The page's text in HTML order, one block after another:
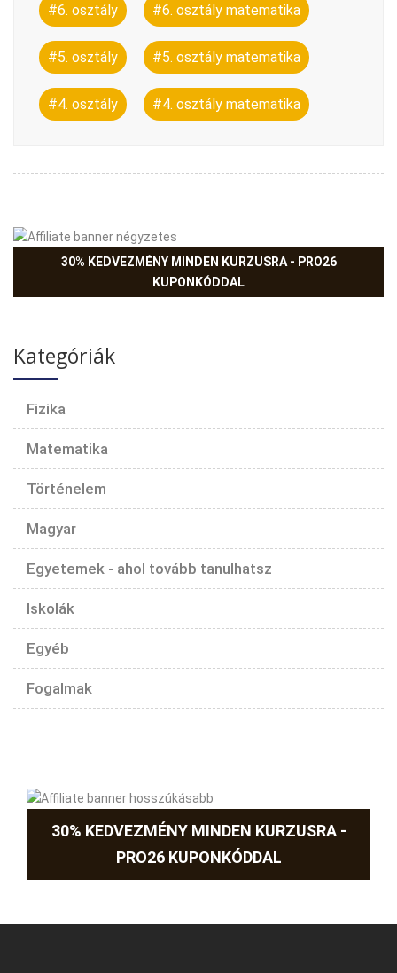
#6. osztály #6. osztály matematika
#5. osztály #5. osztály matematika
#4. osztály #4. osztály matematika
30% KEDVEZMÉNY MINDEN KURZUSRA - PRO26
KUPONKÓDDAL
Kategóriák
Fizika
Matematika
Történelem
Magyar
Egyetemek - ahol tovább tanulhatsz
Iskolák
Egyéb
Fogalmak
30% KEDVEZMÉNY MINDEN KURZUSRA -
PRO26 KUPONKÓDDAL